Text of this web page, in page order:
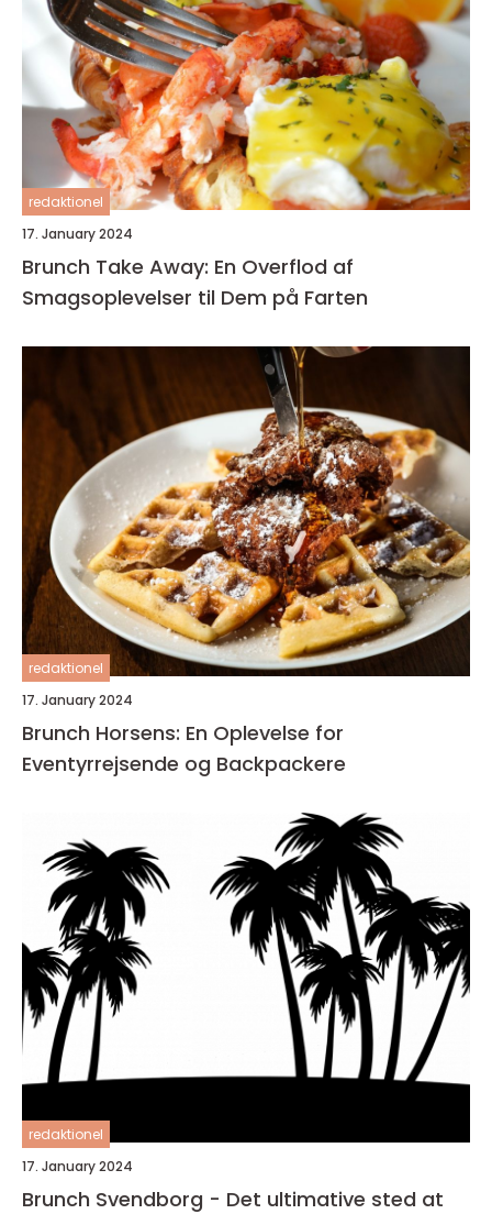
redaktionel
17. January 2024
Brunch Take Away: En Overflod af
Smagsoplevelser til Dem på Farten
redaktionel
17. January 2024
Brunch Horsens: En Oplevelse for
Eventyrrejsende og Backpackere
redaktionel
17. January 2024
Brunch Svendborg - Det ultimative sted at